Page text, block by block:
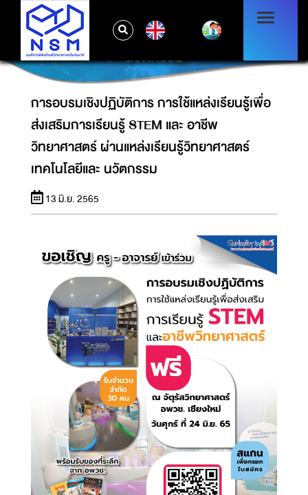
การอบรมเชิงปฏิบัติการ การใช้แหล่งเรียนรู้เพื่อส่ง
เสริมการเรียนรู้ STEM และ อาชีพวิทยาศาสตร์
ผ่านแหล่งเรียนรู้วิทยาศาสตร์ เทคโนโลยีและ
นวัตกรรม
การอบรมเชิงปฏิบัติการ การใช้แหล่งเรียนรู้เพื่อ
ส่งเสริมการเรียนรู้ STEM และ อาชีพ
วิทยาศาสตร์ ผ่านแหล่งเรียนรู้วิทยาศาสตร์
เทคโนโลยีและ นวัตกรรม
13 มิ.ย. 2565